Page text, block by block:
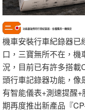
功能最強悍的行車紀錄器，各種應用一機搞定
機車安裝行車紀錄器已
口，三寶無所不在，
況，目前已有許多搭
頭行車記錄器功能，像
有智能儀表+測速提醒
期再度推出新產品『